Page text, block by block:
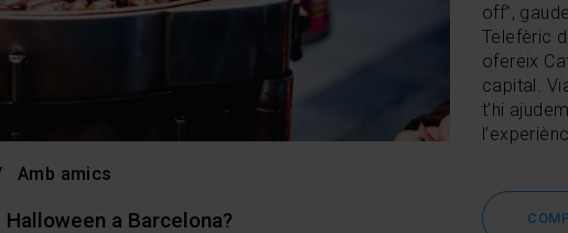
Amb amics
a Barcelona?
off”,
Telefèric
ofereix
capital.
t’hi